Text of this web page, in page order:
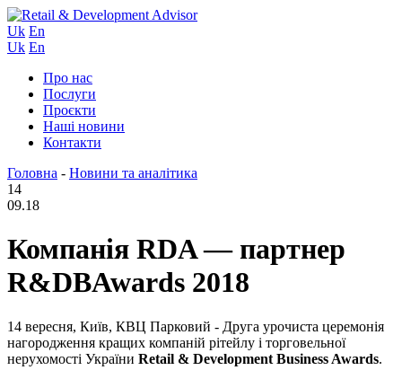
Uk En
Uk En
Про нас
Послуги
Проєкти
Наші новини
Контакти
Головна - Новини та аналітика
14
09.18
Компанія RDA — партнер
R&DBAwards 2018
14 вересня, Київ, КВЦ Парковий - Друга урочиста церемонія
нагородження кращих компаній рітейлу і торговельної
нерухомості України Retail & Development Business Awards.